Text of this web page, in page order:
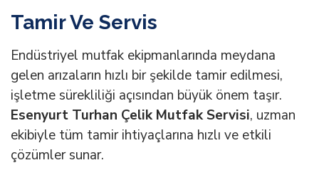
Tamir Ve Servis
Endüstriyel mutfak ekipmanlarında meydana
gelen arızaların hızlı bir şekilde tamir edilmesi,
işletme sürekliliği açısından büyük önem taşır.
Esenyurt Turhan Çelik Mutfak Servisi, uzman
ekibiyle tüm tamir ihtiyaçlarına hızlı ve etkili
çözümler sunar.